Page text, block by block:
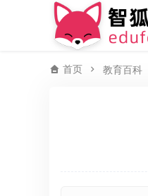
首页 教育百科